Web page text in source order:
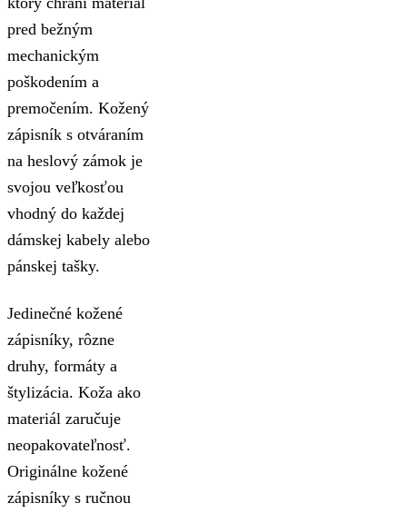
pred bežným
mechanickým
poškodením a
premočením. Kožený
zápisník s otváraním
na heslový zámok je
svojou veľkosťou
vhodný do každej
dámskej kabely alebo
pánskej tašky.
Jedinečné kožené
zápisníky, rôzne
druhy, formáty a
štylizácia. Koža ako
materiál zaručuje
neopakovateľnosť.
Originálne kožené
zápisníky s ručnou